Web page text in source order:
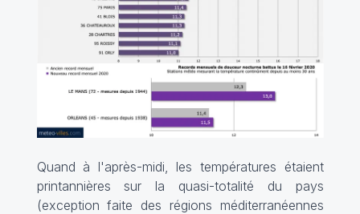
Quand à l'après-midi, les températures étaient
printannières sur la quasi-totalité du pays
(exception faite des régions méditerranéennes